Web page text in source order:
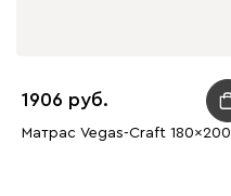
1906
Матрас Vegas-Craft 180x200